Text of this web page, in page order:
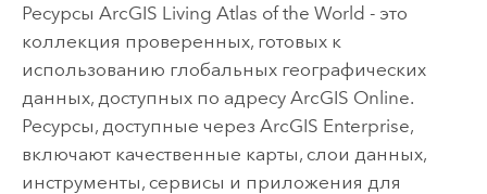
Ресурсы ArcGIS Living Atlas of the World - это
коллекция проверенных, готовых к
использованию глобальных географических
данных, доступных по адресу ArcGIS Online.
Ресурсы, доступные через ArcGIS Enterprise,
включают качественные карты, слои данных,
инструменты, сервисы и приложения для